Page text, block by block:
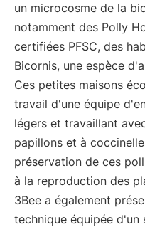
un microcosme de la
notamment des Polly
certifiées PFSC, des
Bicornis, une espèce
Ces petites maisons
travail d'une équipe
légers et travaillant
papillons et à
préservation de ces
à la reproduction des
3Bee a également
technique équipée d'un